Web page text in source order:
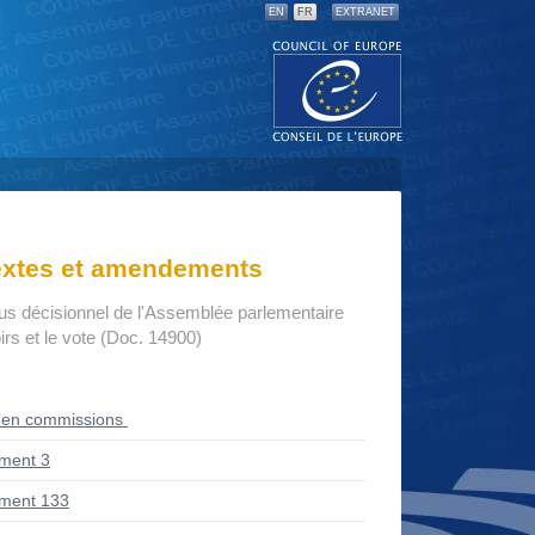
EN FR EXTRANET
et amendements
décisionnel de l'Assemblée parlementaire
et le vote (Doc. 14900)
commissions
3
133